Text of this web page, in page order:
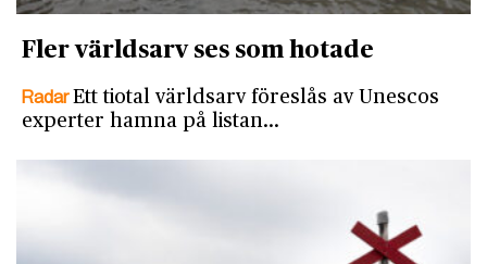
Fler världsarv ses som hotade
RadarEtt tiotal världsarv föreslås av Unescos
experter hamna på listan…